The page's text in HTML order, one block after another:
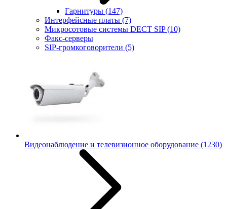
Гарнитуры (147)
Интерфейсные платы (7)
Микросотовые системы DECT SIP(10)
Факс-серверы
SIP-громкоговорители (5)
Видеонаблюдение и телевизионное оборудование (1230)